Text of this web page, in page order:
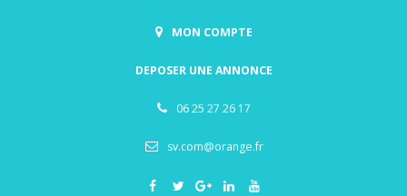
MON COMPTE
DEPOSER UNE ANNONCE
06 25 27 26 17
sv.com@orange.fr